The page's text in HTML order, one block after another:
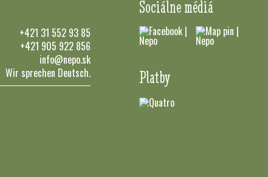
+421 31 552 93 85
+421 905 922 856
info@nepo.sk
Wir sprechen Deutsch.
Sociálne médiá
Platby